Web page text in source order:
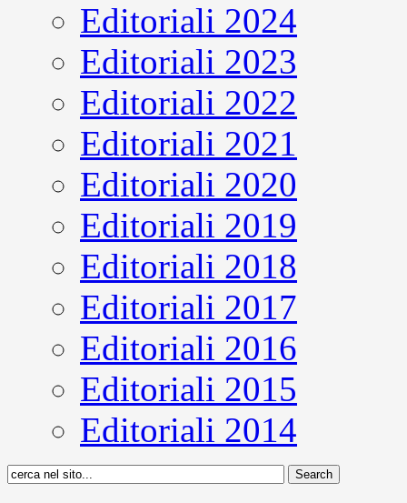
Editoriali 2024
Editoriali 2023
Editoriali 2022
Editoriali 2021
Editoriali 2020
Editoriali 2019
Editoriali 2018
Editoriali 2017
Editoriali 2016
Editoriali 2015
Editoriali 2014